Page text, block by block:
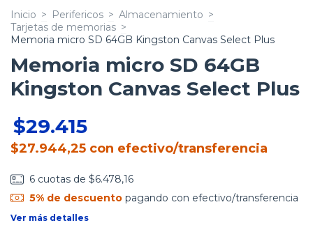
Inicio > Perifericos > Almacenamiento >
Tarjetas de memorias >
Memoria micro SD 64GB Kingston Canvas Select Plus
Memoria micro SD 64GB
Kingston Canvas Select Plus
$29.415
$27.944,25 con efectivo/transferencia
6 cuotas de $6.478,16
5% de descuentopagando con efectivo/transferencia
Ver más detalles